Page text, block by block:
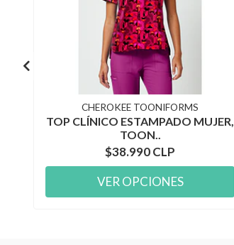
CHEROKEE TOONIFORMS
TOP CLÍNICO ESTAMPADO MUJER,
TOON..
$38.990 CLP
VER OPCIONES